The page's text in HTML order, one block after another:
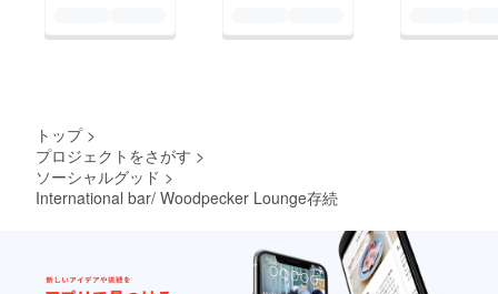
トップ >
プロジェクトをさがす >
ソーシャルグッド >
International bar/ Woodpecker Lounge存続